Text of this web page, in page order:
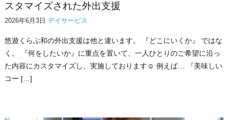
スタマイズされた外出支援
2026年6月3日 デイサービス
悠遊くらぶ和の外出支援は他と違います。 『どこにいくか』 ではな
く。 『何をしたいか』に重点を置いて、一人ひとりのご希望に沿っ
た内容にカスタマイズし、実施しております☺ 例えば… 『美味しい
コー […]